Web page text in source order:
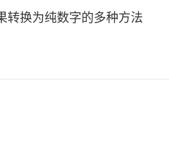
转换为纯数字的多种方法